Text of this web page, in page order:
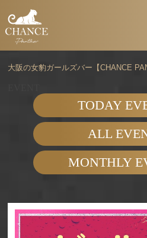
コンセプト
女の子情報
動画・ダイア
MENU
メニュー・料
EVENTS
イベント情報
店舗情報・よ
外国人観光客
大阪の女豹ガールズバー【CHANCE
TODAY
ALL
MONTHLY